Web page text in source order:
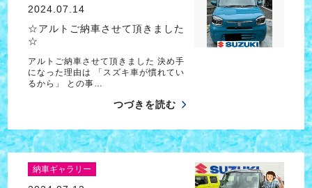
2024.07.14
☆アルトご納車させて頂きました
☆
アルトご納車させて頂きました 決め手
になった理由は 「スズキ車が慣れてい
るから」 との事…
つづきを読む
納車ギャラリー